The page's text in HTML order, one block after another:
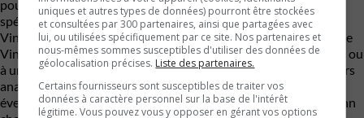
pour des tiers. Cette clause relance naturellement les
spéculations autour deFoxconn, qui avait déjà approché
Vingroup en 2021 afin de discuter des chaînes de production de
VinFast. Même si Vingroup affirme qu’aucune vente à Foxconn ou
à un autre manufacturier n’est envisagée actuellement, plusieurs
analystes croient qu’un partenariat industriel pourrait
éventuellement émerger derrière cette restructuration. Foxconn
uniques et autres types de données) pourront être stockées
et consultées par 300 partenaires, ainsi que partagées avec
lui, ou utilisées spécifiquement par ce site. Nos partenaires et
nous-mêmes sommes susceptibles d'utiliser des données de
géolocalisation précises. Liste des partenaires.
Certains fournisseurs sont susceptibles de traiter vos
données à caractère personnel sur la base de l'intérêt
légitime. Vous pouvez vous y opposer en gérant vos options